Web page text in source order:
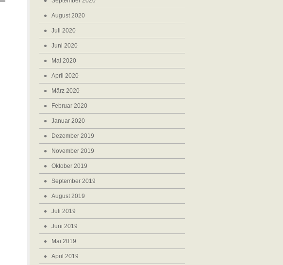
August 2020
Juli 2020
Juni 2020
Mai 2020
April 2020
März 2020
Februar 2020
Januar 2020
Dezember 2019
November 2019
Oktober 2019
September 2019
August 2019
Juli 2019
Juni 2019
Mai 2019
April 2019